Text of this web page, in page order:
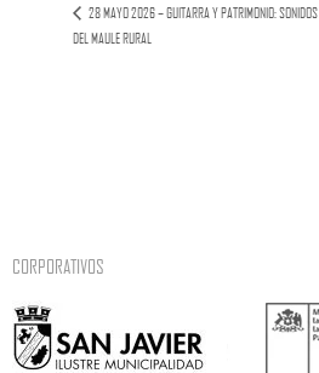
28 MAYO 2026 – GUITARRA Y PATRIMONIO: SONIDOS
DEL MAULE RURAL
CORPORATIVOS